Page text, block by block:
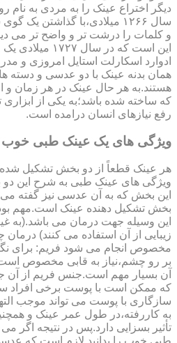
دیگر اختراع عینک را به مردی به نام
سال ۱۲۶۶ میلادی،با
و کلمات را درشت تر و واضح تر می
این است که در
ادوارد اسکارلت استایل امروزی و
همان بدنه عینک با دو عدسی و
هستند.به هر حال عینک در هر زمان و
که ساخته شده باشد؛به یکی از
رفع نیازهای انسان درامده است.
ویژگی های یک عینک طبی خوب
هر عینک قطعاً از دو بخش تشکیل
ویژگی های عینک طبی به شرح این دو
این بخش که به آن عدسی نیز گفته
بخش تشکیل دهنده عینک است.مهم
این وسیله جهت درمان می باشد.(به
زیبایی از آن استفاده می کنند)
مخصوص انجام می شود فریم: برای
بر رو چشم،نیاز به قابی مخصوص
آن بسیار مهم است.جنس فریم از آن
که ممکن است با پوست برخی افراد
سازگاری با پوست می تواند موجب
به کاررفته،در طول عمر عینک و
تأثیر بسزایی دارد.پس در نتیجه اگر